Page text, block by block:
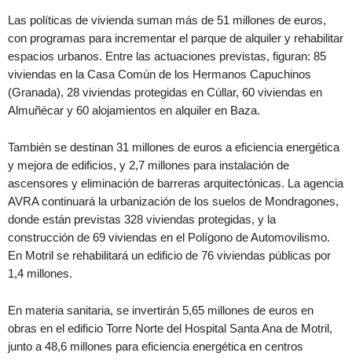
Las políticas de vivienda suman más de 51 millones de euros,
con programas para incrementar el parque de alquiler y rehabilitar
espacios urbanos. Entre las actuaciones previstas, figuran: 85
viviendas en la Casa Común de los Hermanos Capuchinos
(Granada), 28 viviendas protegidas en Cúllar, 60 viviendas en
Almuñécar y 60 alojamientos en alquiler en Baza.
También se destinan 31 millones de euros a eficiencia energética
y mejora de edificios, y 2,7 millones para instalación de
ascensores y eliminación de barreras arquitectónicas. La agencia
AVRA continuará la urbanización de los suelos de Mondragones,
donde están previstas 328 viviendas protegidas, y la
construcción de 69 viviendas en el Polígono de Automovilismo.
En Motril se rehabilitará un edificio de 76 viviendas públicas por
1,4 millones.
En materia sanitaria, se invertirán 5,65 millones de euros en
obras en el edificio Torre Norte del Hospital Santa Ana de Motril,
junto a 48,6 millones para eficiencia energética en centros